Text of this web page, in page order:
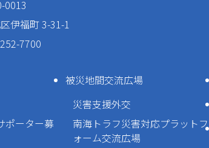
0013
伊福町 3-31-1
7700
ポーター募
被災地間交流広場
災害支援外交
南海トラフ災害対応プラットフ
ォーム交流広場